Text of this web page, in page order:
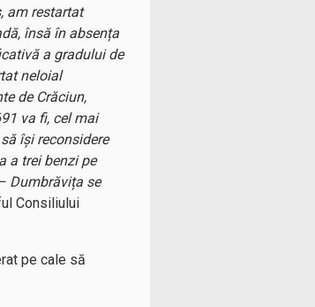
am restartat
însă în absența
a gradului de
neloial
de Crăciun,
va fi, cel mai
își reconsidere
a trei benzi pe
Dumbrăvița se
Consiliului
pe cale să